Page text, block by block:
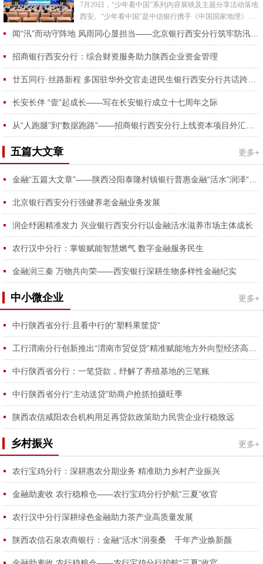
7月20日，“少年看中国”系列内容展映及主题分享活动落地
西安。“少年看中国”是中信银行携手《中国国家地理》杂
志社为亲子家庭特别打造的主题活动，旨在以精彩地理内
容...
招商银行西安分行：综合财资服务助力陕西企业资金管理
长安长伴 “壹”起成长——写在长安银行成立十七周年之际
五篇大文章 更多+
北京银行西安分行强健养老金融业务发展
润企纾困精准发力 兴业银行西安分行以金融活水滋养市场主体成长
农行汉中分行：掌银赋能智慧燃气 数字金融服务民生
金融润三秦 万物共向荣——西安银行深耕生物多样性金融纪实
中小微企业 更多+
中行陕西省分行:且看中行的“塑料果筐贷”
中行陕西省分行：一笔贷款，纾解了养殖基地的三笔账
中行陕西省分行“主动送贷”助商户抢抓拍摄旺季
陕西农信咸阳农合机构用足再贷款政策助力民营企业行稳致远
乡村振兴 更多+
农行宝鸡分行：深耕惠农分期业务 精准助力乡村产业振兴
金融助麦收 农行稳粮仓——农行宝鸡分行护航“三夏”收官
农行汉中分行深耕绿色金融助力茶产业高质量发展
陕西农信石泉农商银行：金融“活水”润蚕桑 千年产业焕新颜